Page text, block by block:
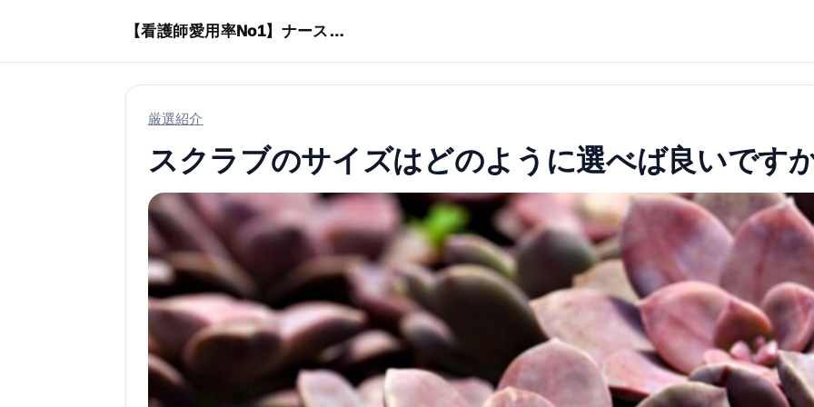
【看護師愛用率No1】ナースリーで人気の商品はコレ
厳選紹介
スクラブのサイズはどのように選べば良いです